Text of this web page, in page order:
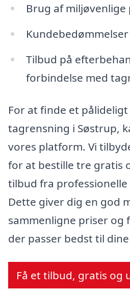
Brug af
Tilbud på
forbindelse med
For at finde et
tagrensning i Søstrup,
vores platform. Vi
for at bestille tre gratis
tilbud fra
Dette giver dig en god
sammenligne priser og
der passer bedst til
Få et tilbud, gratis og